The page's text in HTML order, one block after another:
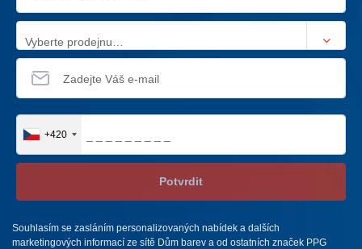
Vyberte prodejnu…
+420
Potvrdit
Souhlasím se zasláním personalizovaných nabídek a dalších
marketingových informací ze sítě Dům barev a od ostatních značek PPG